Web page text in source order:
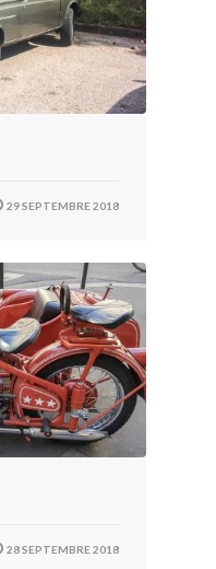
29 SEPTEMBRE 2018
28 SEPTEMBRE 2018